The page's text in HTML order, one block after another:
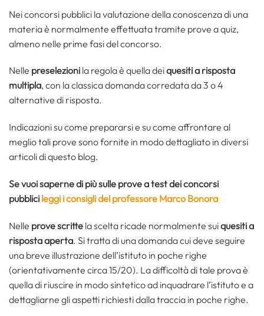
Nei concorsi pubblici la valutazione della conoscenza di una
materia è normalmente effettuata tramite prove a quiz,
almeno nelle prime fasi del concorso.
Nelle preselezioni la regola è quella deiquesiti a risposta
multipla, con la classica domanda corredata da 3 o 4
alternative di risposta.
Indicazioni su come prepararsi e su come affrontare al
meglio tali prove sono fornite in modo dettagliato in diversi
articoli di questo blog.
Se vuoi saperne di più sulle prove a test dei concorsi
pubblici leggi i consigli del professore Marco Bonora
Nelle prove scritte la scelta ricade normalmente suiquesiti a
risposta aperta. Si tratta di una domanda cui deve seguire
una breve illustrazione dell’istituto in poche righe
(orientativamente circa 15/20). La difficoltà di tale prova è
quella di riuscire in modo sintetico ad inquadrare l’istituto e a
dettagliarne gli aspetti richiesti dalla traccia in poche righe.